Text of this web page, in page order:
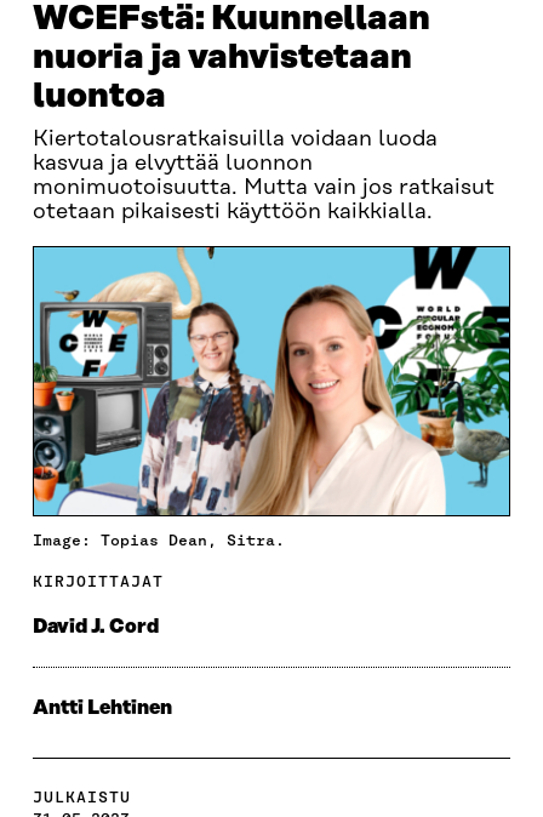
WCEFstä: Kuunnellaan
nuoria ja vahvistetaan
luontoa
Kiertotalousratkaisuilla voidaan luoda
kasvua ja elvyttää luonnon
monimuotoisuutta. Mutta vain jos ratkaisut
otetaan pikaisesti käyttöön kaikkialla.
Image: Topias Dean, Sitra.
KIRJOITTAJAT
David J. Cord
Antti Lehtinen
JULKAISTU